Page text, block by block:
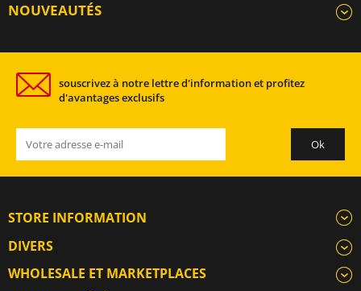
NOUVEAUTÉS
souscrivez à notre lettre d'information et profitez
d'avantages exclusifs
STORE INFORMATION
DIVERS
WHOLESALE ET MARKETPLACES